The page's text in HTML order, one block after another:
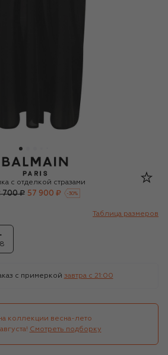
с отделкой стразами
700 ₽ 57 900 ₽ -30%
Таблица размеров
с примеркой завтра c 21:00
коллекции весна-лето
Смотреть подборку